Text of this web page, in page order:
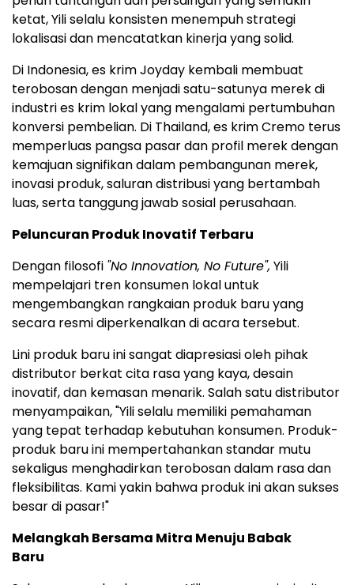
ketat, Yili selalu konsisten menempuh strategi
lokalisasi dan mencatatkan kinerja yang solid.
Di Indonesia, es krim Joyday kembali membuat
terobosan dengan menjadi satu-satunya merek di
industri es krim lokal yang mengalami pertumbuhan
konversi pembelian. Di Thailand, es krim Cremo terus
memperluas pangsa pasar dan profil merek dengan
kemajuan signifikan dalam pembangunan merek,
inovasi produk, saluran distribusi yang bertambah
luas, serta tanggung jawab sosial perusahaan.
Peluncuran Produk Inovatif Terbaru
Dengan filosofi "No Innovation, No Future", Yili
mempelajari tren konsumen lokal untuk
mengembangkan rangkaian produk baru yang
secara resmi diperkenalkan di acara tersebut.
Lini produk baru ini sangat diapresiasi oleh pihak
distributor berkat cita rasa yang kaya, desain
inovatif, dan kemasan menarik. Salah satu distributor
menyampaikan, "Yili selalu memiliki pemahaman
yang tepat terhadap kebutuhan konsumen. Produk-
produk baru ini mempertahankan standar mutu
sekaligus menghadirkan terobosan dalam rasa dan
fleksibilitas. Kami yakin bahwa produk ini akan sukses
besar di pasar!"
Melangkah Bersama Mitra Menuju Babak
Baru